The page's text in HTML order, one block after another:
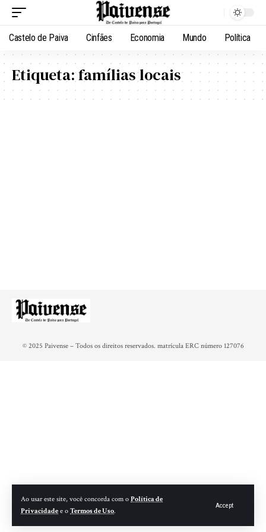
Ao usar este site, você concorda com o Política de
Privacidade e o Termos de Uso.
Accept
Castelo de Paiva Cinfães Economia Mundo Política
Etiqueta:famílias locais
© 2025 Paivense – Todos os direitos reservados. matrícula ERC número 127076